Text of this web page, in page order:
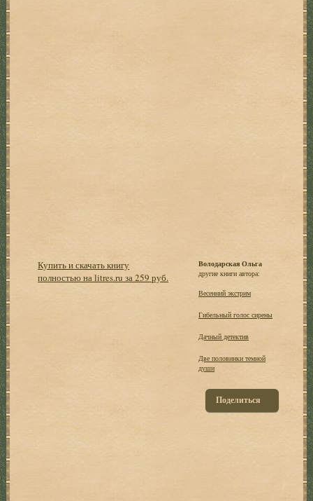
Купить и скачать книгу
полностью на litres.ru за 259 руб.
Володарская Ольга
другие книги автора:
Весенний экстрим
Гибельный голос сирены
Дачный детектив
Две половинки темной
души
Поделиться